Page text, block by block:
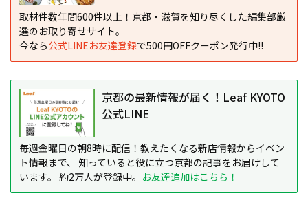
取材件数年間600件以上！京都・滋賀を知り尽くした編集部厳
選のお取り寄せサイト。
今なら公式LINEお友達登録で500円OFFクーポン発行中!!
京都の最新情報が届く！Leaf KYOTO
公式LINE
毎週金曜日の朝8時に配信！教えたくなる新店情報からイベン
ト情報まで、 知っていると役に立つ京都の記事をお届けして
います。 約2万人が登録中。 お友達追加はこちら！